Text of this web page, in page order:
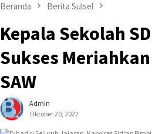
Beranda Berita Sulsel
Kepala Sekolah
Sukses
SAW
Admin
Oktober 20, 2022